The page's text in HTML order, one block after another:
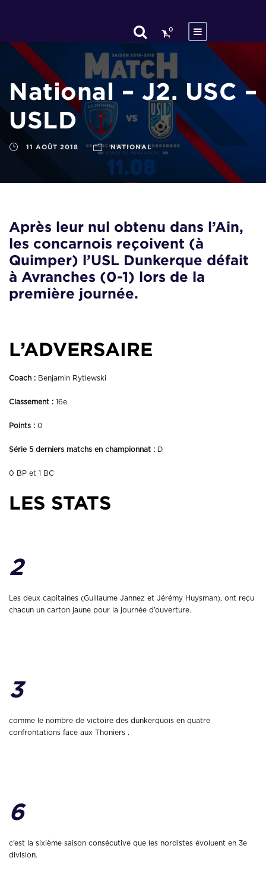
0
National – J2. USC –
USLD
11 AOÛT 2018 NATIONAL
Après leur nul obtenu dans l’Ain,
les concarnois reçoivent (à
Quimper) l’USL Dunkerque défait
à Avranches (0-1) lors de la
première journée.
L’ADVERSAIRE
Coach : Benjamin Rytlewski
Classement : 16e
Points : 0
Série 5 derniers matchs en championnat : D
0 BP et 1 BC
LES STATS
2
Les deux capitaines (Guillaume Jannez et Jérémy Huysman), ont reçu
chacun un carton jaune pour la journée d’ouverture.
3
comme le nombre de victoire des dunkerquois en quatre
confrontations face aux Thoniers .
6
c’est la sixième saison consécutive que les nordistes évoluent en 3e
division.